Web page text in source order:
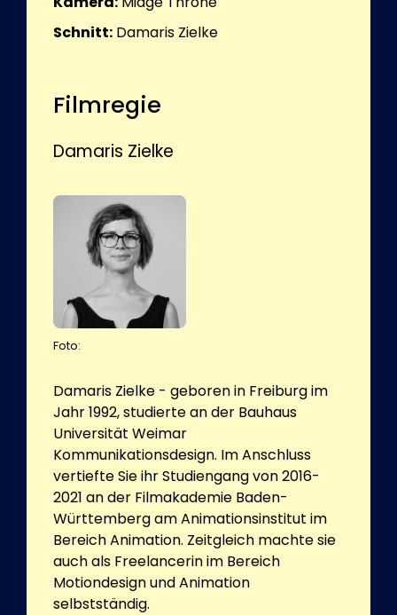
Schnitt: Damaris Zielke
Filmregie
Damaris Zielke
Foto:
Damaris Zielke - geboren in Freiburg im
Jahr 1992, studierte an der Bauhaus
Universität Weimar
Kommunikationsdesign. Im Anschluss
vertiefte Sie ihr Studiengang von 2016-
2021 an der Filmakademie Baden-
Württemberg am Animationsinstitut im
Bereich Animation. Zeitgleich machte sie
auch als Freelancerin im Bereich
Motiondesign und Animation
selbstständig.